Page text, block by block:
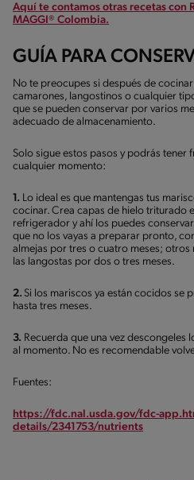
Aquí te contamos otras recetas con
MAGGI® Colombia.
GUÍA PARA
No te preocupes si después de
camarones, langostinos o cualquier
que se pueden conservar por varios
adecuado de almacenamiento.
Solo sigue estos pasos y podrás tener
cualquier momento:
1. Lo ideal es que mantengas tus
cocinar. Crea capas de hielo triturado
refrigerador y ahí los puedes
que no los vayas a preparar pronto,
almejas por tres o cuatro meses;
las langostas por dos o tres meses.
2. Si los mariscos ya están cocidos se
hasta tres meses.
3. Recuerda que una vez descongeles
al momento. No es recomendable
Fuentes:
https://fdc.nal.usda.gov/fdc-
details/2341753/nutrients